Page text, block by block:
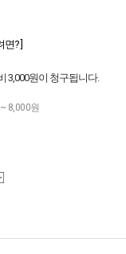
? ]
3,000원이 청구됩니다.
8,000원